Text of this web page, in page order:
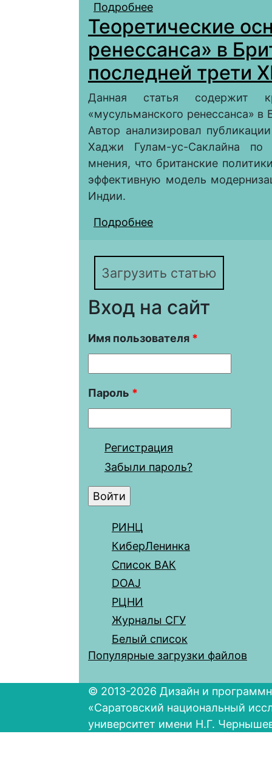
Подробнее
индийских женщин
Теоретические
ренессанса» в
последней трети
Данная статья содержит
«мусульманского ренессанса»
Автор анализировал
Хаджи Гулам-ус-Саклайна по
мнения, что британские
эффективную модель
Индии.
Подробнее
Загрузить статью
Вход на сайт
Имя пользователя *
Пароль *
Регистрация
Забыли пароль?
РИНЦ
КиберЛенинка
Список ВАК
DOAJ
РЦНИ
Журналы СГУ
Белый список
Популярные загрузки файлов
© 2013-2026 Дизайн и
«Саратовский национальный
университет имени Н.Г.